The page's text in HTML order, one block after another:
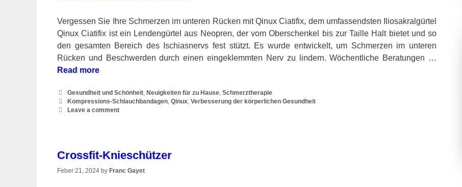
Vergessen Sie Ihre Schmerzen im unteren Rücken mit Qinux Ciatifix, dem umfassendsten Iliosakralgürtel
Qinux Ciatifix ist ein Lendengürtel aus Neopren, der vom Oberschenkel bis zur Taille Halt bietet und so
den gesamten Bereich des Ischiasnervs fest stützt. Es wurde entwickelt, um Schmerzen im unteren
Rücken und Beschwerden durch einen eingeklemmten Nerv zu lindern. Wöchentliche Beratungen …
Read more
Categories
Gesundheit und Schönheit, Neuigkeiten für zu Hause,Schmerztherapie
Tags
Kompressions-Schlauchbandagen,Qinux,Verbesserung der körperlichen Gesundheit
Leave a comment
Crossfit-Knieschützer
Feber 21, 2024 by Franc Gayet